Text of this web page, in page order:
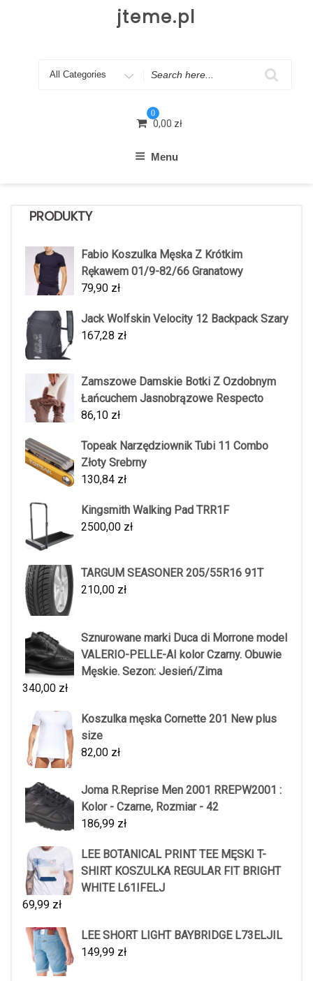
jteme.pl
Search
0
0,00 zł
Menu
PRODUKTY
Fabio Koszulka Męska Z Krótkim
Rękawem 01/9-82/66 Granatowy
79,90 zł
Jack Wolfskin Velocity 12 Backpack Szary
167,28 zł
Zamszowe Damskie Botki Z Ozdobnym
Łańcuchem Jasnobrązowe Respecto
86,10 zł
Topeak Narzędziownik Tubi 11 Combo
Złoty Srebrny
130,84 zł
Kingsmith Walking Pad TRR1F
2500,00 zł
TARGUM SEASONER 205/55R16 91T
210,00 zł
Sznurowane marki Duca di Morrone model
VALERIO-PELLE-AI kolor Czarny. Obuwie
Męskie. Sezon: Jesień/Zima
340,00 zł
Koszulka męska Cornette 201 New plus
size
82,00 zł
Joma R.Reprise Men 2001 RREPW2001 :
Kolor - Czarne, Rozmiar - 42
186,99 zł
LEE BOTANICAL PRINT TEE MĘSKI T-
SHIRT KOSZULKA REGULAR FIT BRIGHT
WHITE L61IFELJ
69,99 zł
LEE SHORT LIGHT BAYBRIDGE L73ELJIL
149,99 zł